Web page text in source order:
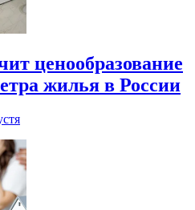
ценообразование
жилья в России